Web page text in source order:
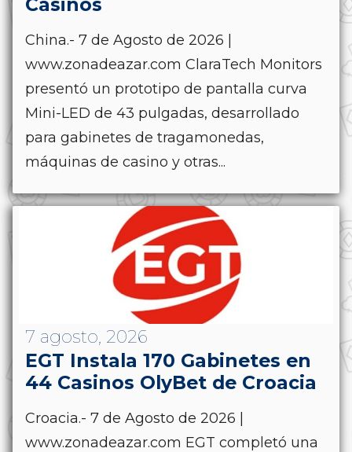
China.- 7 de Agosto de 2026 |
www.zonadeazar.com ClaraTech Monitors
presentó un prototipo de pantalla curva
Mini-LED de 43 pulgadas, desarrollado
para gabinetes de tragamonedas,
máquinas de casino y otras...
7 agosto, 2026
EGT Instala 170 Gabinetes en
44 Casinos OlyBet de Croacia
Croacia.- 7 de Agosto de 2026 |
www.zonadeazar.com EGT completó una